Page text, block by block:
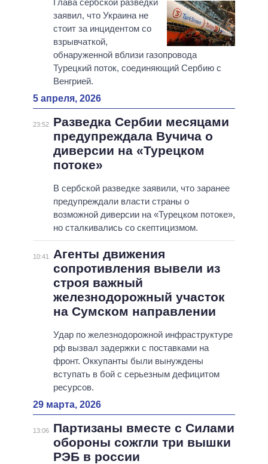
Глава сербской разведки
заявил, что Украина не
стоит за инцидентом со
взрывчаткой,
обнаруженной вблизи газопровода
Турецкий поток, соединяющий Сербию с
Венгрией.
5 апреля, 2026
23:52
Разведка Сербии месяцами
предупреждала Вучича о
диверсии на «Турецком
потоке»
В сербской разведке заявили, что заранее
предупреждали власти страны о
возможной диверсии на «Турецком потоке»,
но сталкивались со скептицизмом.
10:41
Агенты движения
сопротивления вывели из
строя важный
железнодорожный участок
на Сумском направлении
Удар по железнодорожной инфраструктуре
рф вызвал задержки с поставками на
фронт. Оккупанты были вынуждены
вступать в бой с серьезным дефицитом
ресурсов.
29 марта, 2026
13:06
Партизаны вместе с Силами
обороны сожгли три вышки
РЭБ в россии